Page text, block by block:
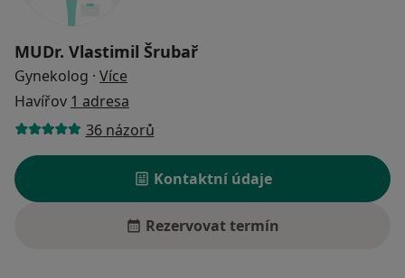
MUDr. Vlastimil Šrubař
Gynekolog · Více
Havířov 1 adresa
36 názorů
Kontaktní údaje
Rezervovat termín